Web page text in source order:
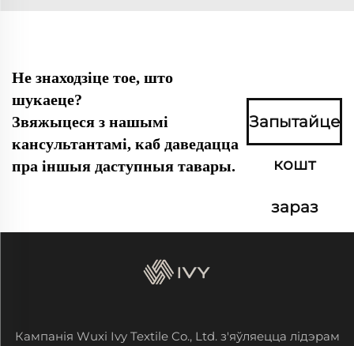
Не знаходзіце тое, што
шукаеце?
Звяжыцеся з нашымі
кансультантамі, каб даведацца
пра іншыя даступныя тавары.
Запытайце
кошт
зараз
Кампанія Wuxi Ivy Textile Co., Ltd. з'яўляецца лідэрам